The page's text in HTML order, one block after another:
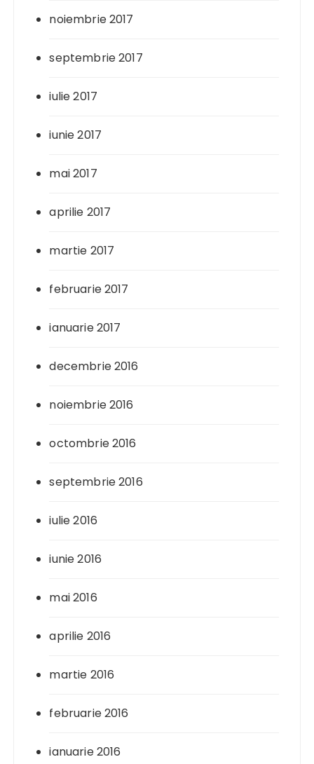
noiembrie 2017
septembrie 2017
iulie 2017
iunie 2017
mai 2017
aprilie 2017
martie 2017
februarie 2017
ianuarie 2017
decembrie 2016
noiembrie 2016
octombrie 2016
septembrie 2016
iulie 2016
iunie 2016
mai 2016
aprilie 2016
martie 2016
februarie 2016
ianuarie 2016